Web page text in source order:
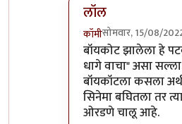
लॉल
कॉमीसोमवार, 15/08/
In reply toजरा
बॉयकोट झालेला हे
धागे वाचा" असा
बॉयकॉटला कसला
सिनेमा बघितला तर
ओरडणे चालू आहे.